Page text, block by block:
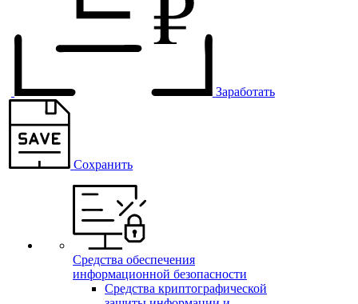
Заработать
Сохранить
Средства обеспечения
информационной безопасности
Средства криптографической